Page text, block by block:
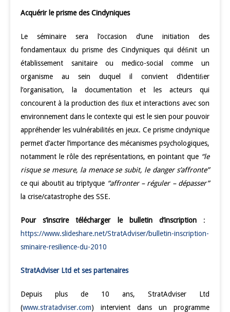
Acquérir le prisme des Cindyniques
Le séminaire sera l’occasion d’une initiation des
fondamentaux du prisme des Cindyniques qui déﬁnit un
établissement sanitaire ou medico-social comme un
organisme au sein duquel il convient d’identiﬁer
l’organisation, la documentation et les acteurs qui
concourent à la production des ﬂux et interactions avec son
environnement dans le contexte qui est le sien pour pouvoir
appréhender les vulnérabilités en jeux. Ce prisme cindynique
permet d’acter l’importance des mécanismes psychologiques,
notamment le rôle des représentations, en pointant que “le
risque se mesure, la menace se subit, le danger s’affronte”
ce qui aboutit au triptyque “affronter – réguler – dépasser”
la crise/catastrophe des SSE.
Pour s’inscrire télécharger le bulletin d’inscription:
https://www.slideshare.net/StratAdviser/bulletin-inscription-
sminaire-resilience-du-2010
StratAdviser Ltd et ses partenaires
Depuis plus de 10 ans, StratAdviser Ltd
(www.stratadviser.com) intervient dans un programme